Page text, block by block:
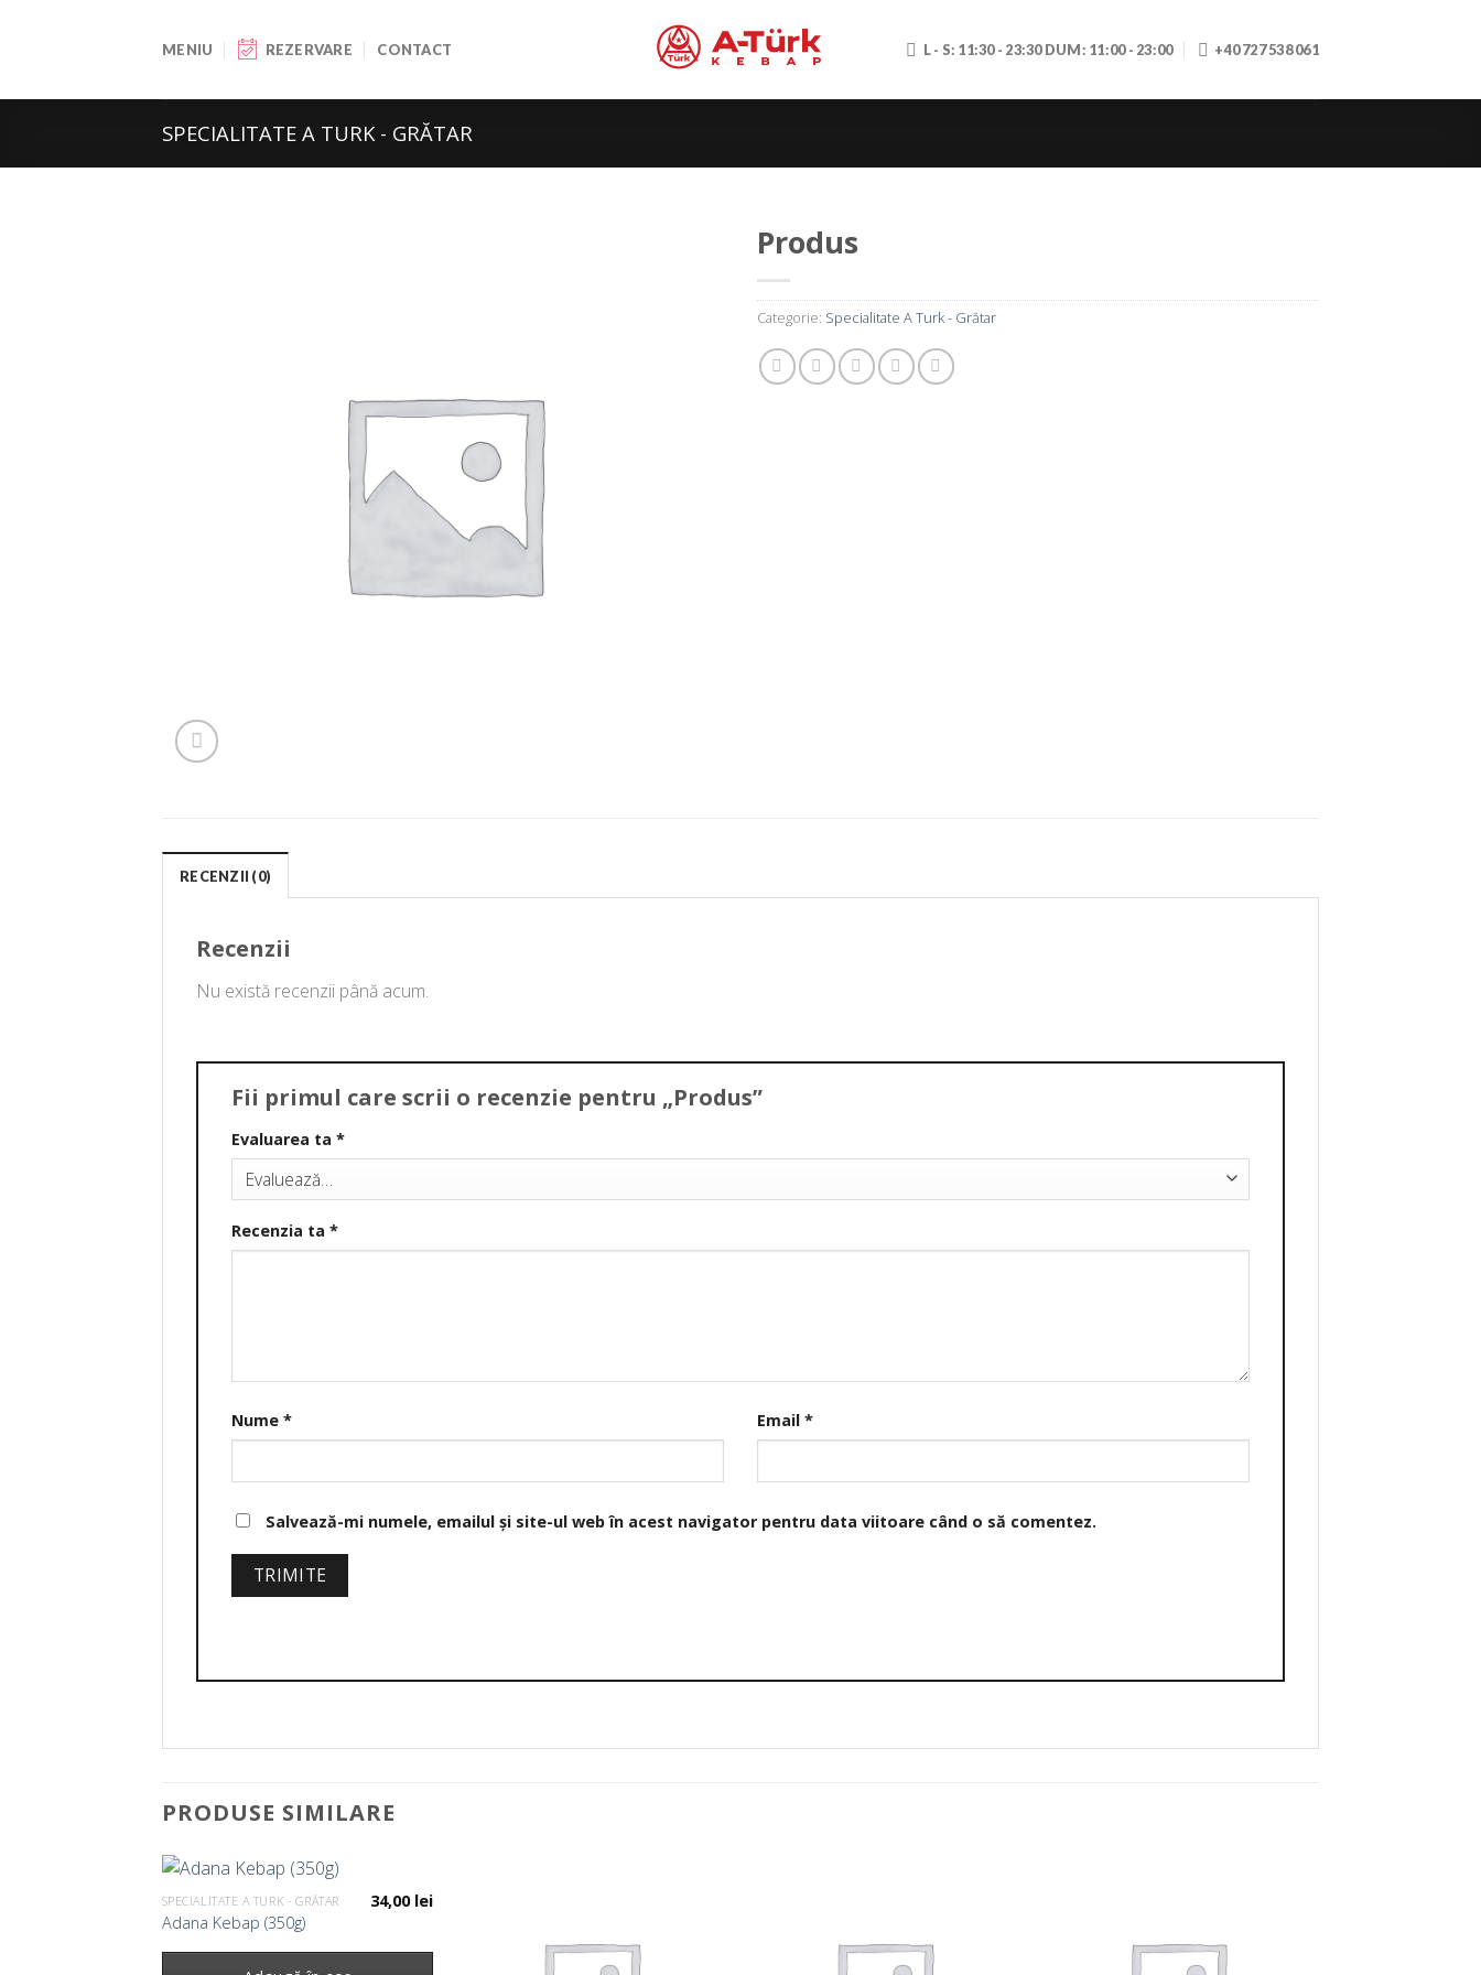
MENIU REZERVARE CONTACT L - S: 11:30 - 23:30 DUM: 11:00 - 23:00 +40 727 538 061
SPECIALITATE A TURK - GRĂTAR
Produs
Categorie: Specialitate A Turk - Grătar
RECENZII (0)
Recenzii
Nu există recenzii până acum.
Fii primul care scrii o recenzie pentru „Produs”
Evaluarea ta *
Recenzia ta *
Nume * Email *
Salvează-mi numele, emailul și site-ul web în acest navigator pentru data viitoare când o să comentez.
PRODUSE SIMILARE
SPECIALITATE A TURK - GRĂTAR
Adana Kebap (350g)
34,00 lei